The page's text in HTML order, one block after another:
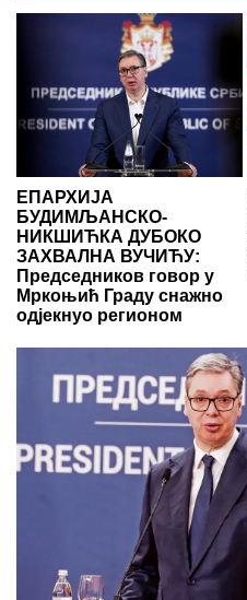
ЕПАРХИЈА
БУДИМЉАНСКО-
НИКШИЋКА ДУБОКО
ЗАХВАЛНА ВУЧИЋУ:
Председников говор у
Мркоњић Граду снажно
одјекнуо регионом